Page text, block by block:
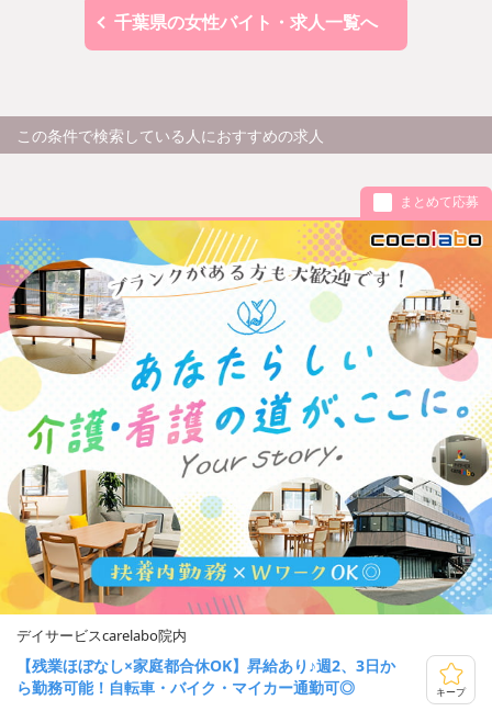
千葉県の女性バイト・求人一覧へ
この条件で検索している人におすすめの求人
まとめて応募
デイサービスcarelabo院内
【残業ほぼなし×家庭都合休OK】昇給あり♪週2、3日か
ら勤務可能！自転車・バイク・マイカー通勤可◎
キープ